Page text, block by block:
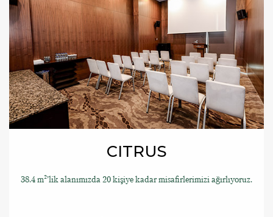
CITRUS
38.4 m²’lik alanımızda 20 kişiye kadar misafirlerimizi ağırlıyoruz.